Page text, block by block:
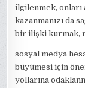
ilgilenmek, onları
kazanmanızı da
bir ilişki kurmak,
sosyal medya
büyümesi için
yollarına